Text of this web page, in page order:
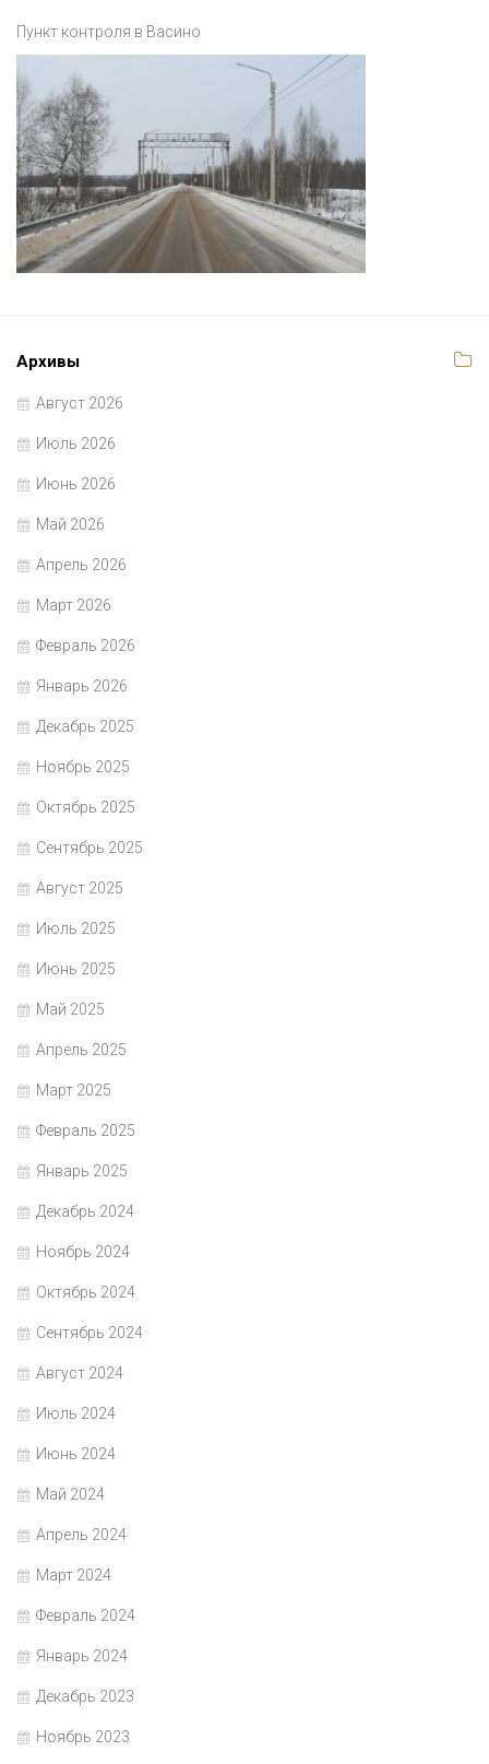
Пункт контроля в Васино
Архивы
Август 2026
Июль 2026
Июнь 2026
Май 2026
Апрель 2026
Март 2026
Февраль 2026
Январь 2026
Декабрь 2025
Ноябрь 2025
Октябрь 2025
Сентябрь 2025
Август 2025
Июль 2025
Июнь 2025
Май 2025
Апрель 2025
Март 2025
Февраль 2025
Январь 2025
Декабрь 2024
Ноябрь 2024
Октябрь 2024
Сентябрь 2024
Август 2024
Июль 2024
Июнь 2024
Май 2024
Апрель 2024
Март 2024
Февраль 2024
Январь 2024
Декабрь 2023
Ноябрь 2023